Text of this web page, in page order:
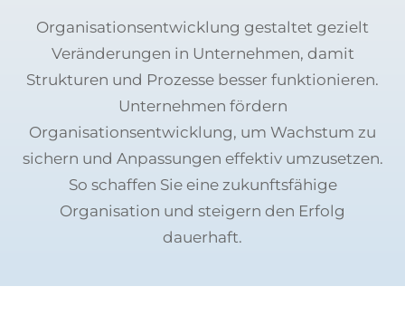
Organisationsentwicklung gestaltet gezielt
Veränderungen in Unternehmen, damit
Strukturen und Prozesse besser funktionieren.
Unternehmen fördern
Organisationsentwicklung, um Wachstum zu
sichern und Anpassungen effektiv umzusetzen.
So schaffen Sie eine zukunftsfähige
Organisation und steigern den Erfolg
dauerhaft.